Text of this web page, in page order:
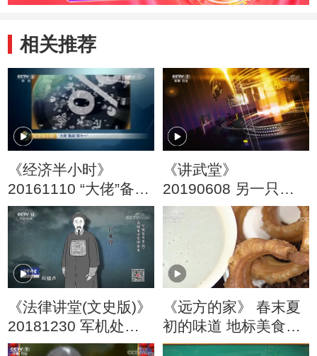
相关推荐
《经济半小时》
20161110 “大佬”备
战“双十一”
《讲武堂》
20190608 另一只眼
看战争（五）女性与
战争
《法律讲堂(文史版)》
20181230 军机处重
案（四）贪腐案引发
《远方的家》 春末夏
初的味道 地标美食养
脾胃 20190502